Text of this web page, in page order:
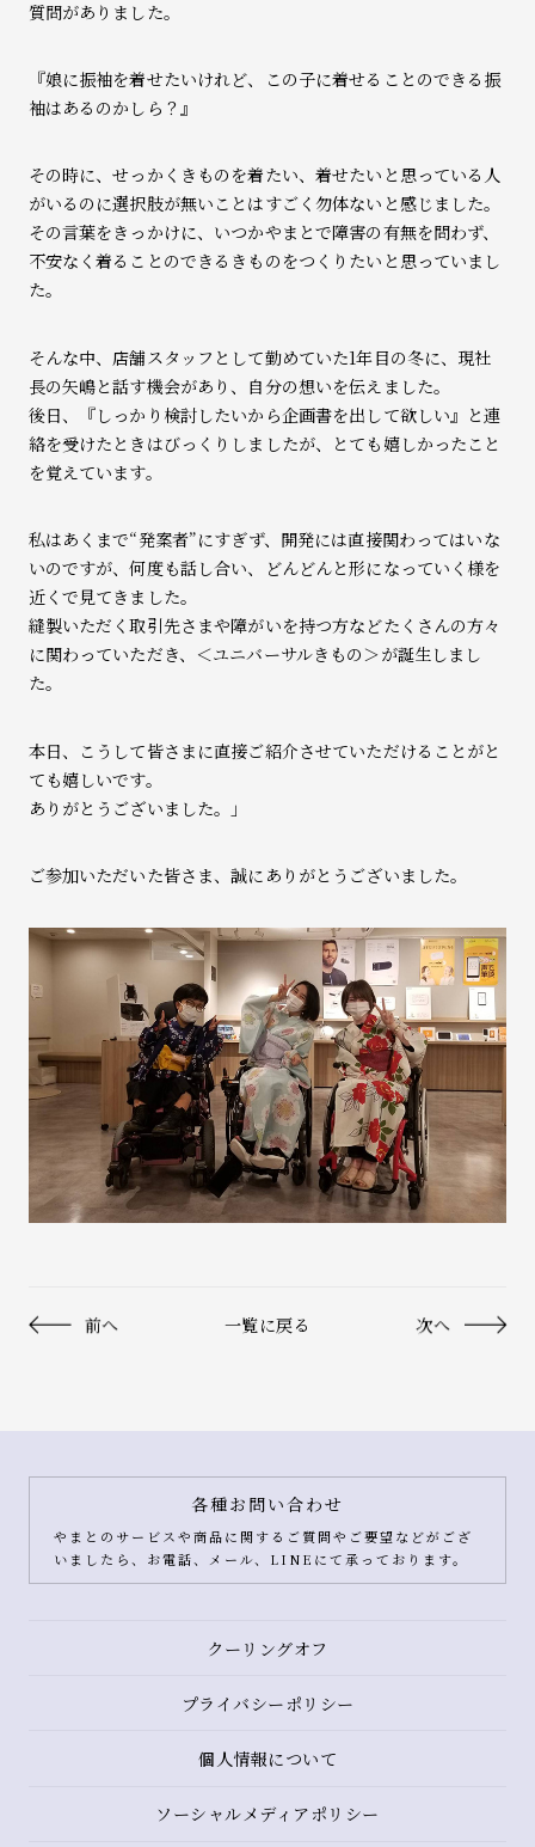
質問がありました。
『娘に振袖を着せたいけれど、この子に着せることのできる振
袖はあるのかしら？』
その時に、せっかくきものを着たい、着せたいと思っている人
がいるのに選択肢が無いことはすごく勿体ないと感じました。
その言葉をきっかけに、いつかやまとで障害の有無を問わず、
不安なく着ることのできるきものをつくりたいと思っていまし
た。
そんな中、店舗スタッフとして勤めていた1年目の冬に、現社
長の矢嶋と話す機会があり、自分の想いを伝えました。
後日、『しっかり検討したいから企画書を出して欲しい』と連
絡を受けたときはびっくりしましたが、とても嬉しかったこと
を覚えています。
私はあくまで“発案者”にすぎず、開発には直接関わってはいな
いのですが、何度も話し合い、どんどんと形になっていく様を
近くで見てきました。
縫製いただく取引先さまや障がいを持つ方などたくさんの方々
に関わっていただき、＜ユニバーサルきもの＞が誕生しまし
た。
本日、こうして皆さまに直接ご紹介させていただけることがと
ても嬉しいです。
ありがとうございました。」
ご参加いただいた皆さま、誠にありがとうございました。
前へ 一覧に戻る 次へ
各種お問い合わせ
やまとのサービスや商品に関するご質問やご要望などがござ
いましたら、お電話、メール、LINEにて承っております。
クーリングオフ
プライバシーポリシー
個人情報について
ソーシャルメディアポリシー